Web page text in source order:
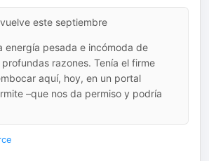
este septiembre
energía pesada e incómoda de
razones. Tenía el firme
aquí, hoy, en un portal
–que nos da permiso y podría